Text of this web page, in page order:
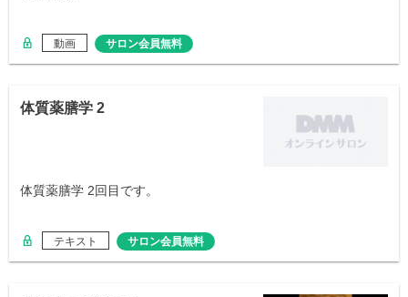
動画 サロン会員無料
体質薬膳学 2
体質薬膳学 2回目です。
テキスト サロン会員無料